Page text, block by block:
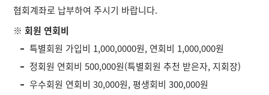
협회계좌로 납부하여 주시기 바랍니다.
※ 회원 연회비
특별회원 가입비 1,000,0000원, 연회비 1,000,000원
정회원 연회비 500,000원(특별회원 추천 받은자, 지회장)
우수회원 연회비 30,000원, 평생회비 300,000원